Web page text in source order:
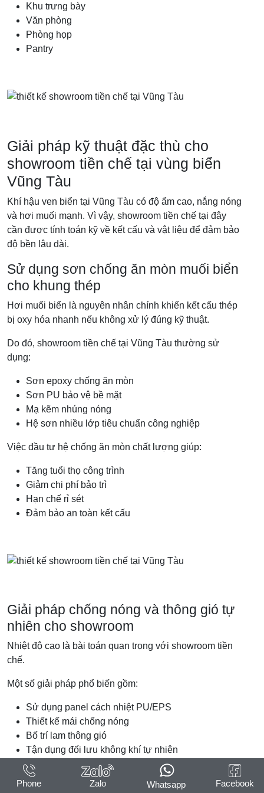
Khu trưng bày
Văn phòng
Phòng họp
Pantry
Giải pháp kỹ thuật đặc thù cho
showroom tiền chế tại vùng biển
Vũng Tàu
Khí hậu ven biển tại Vũng Tàu có độ ẩm cao, nắng nóng
và hơi muối mạnh. Vì vậy, showroom tiền chế tại đây
cần được tính toán kỹ về kết cấu và vật liệu để đảm bảo
độ bền lâu dài.
Sử dụng sơn chống ăn mòn muối biển
cho khung thép
Hơi muối biển là nguyên nhân chính khiến kết cấu thép
bị oxy hóa nhanh nếu không xử lý đúng kỹ thuật.
Do đó, showroom tiền chế tại Vũng Tàu thường sử
dụng:
Sơn epoxy chống ăn mòn
Sơn PU bảo vệ bề mặt
Mạ kẽm nhúng nóng
Hệ sơn nhiều lớp tiêu chuẩn công nghiệp
Việc đầu tư hệ chống ăn mòn chất lượng giúp:
Tăng tuổi thọ công trình
Giảm chi phí bảo trì
Hạn chế rỉ sét
Đảm bảo an toàn kết cấu
Giải pháp chống nóng và thông gió tự
nhiên cho showroom
Nhiệt độ cao là bài toán quan trọng với showroom tiền
chế.
Một số giải pháp phổ biến gồm:
Sử dụng panel cách nhiệt PU/EPS
Thiết kế mái chống nóng
Bố trí lam thông gió
Tận dụng đối lưu không khí tự nhiên
Dùng turbine thông gió mái
Kết hợp cây xanh và khoảng đệm nhiệt
Phone Zalo Whatsapp Facebook